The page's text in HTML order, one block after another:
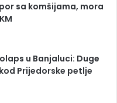
sa komšijama, mora
u Banjaluci: Duge
Prijedorske petlje